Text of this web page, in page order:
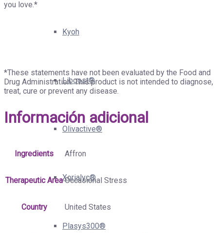
Kyoh
Liboost®
Olivactive®
Xorialyc®
Plasys300®
you love.*
*These statements have not been evaluated by the Food and
Drug Administration. This product is not intended to diagnose,
treat, cure or prevent any disease.
Información adicional
Ingredients Affron
Therapeutic Area Occasional Stress
Country United States